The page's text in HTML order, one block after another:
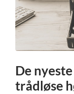
De
trådløse